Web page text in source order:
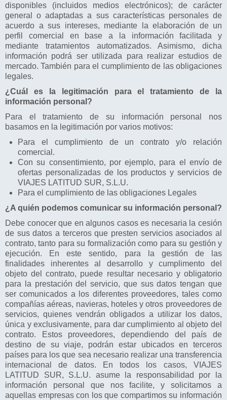
disponibles (incluidos medios electrónicos); de carácter
general o adaptadas a sus características personales de
acuerdo a sus intereses, mediante la elaboración de un
perfil comercial en base a la información facilitada y
mediante tratamientos automatizados. Asimismo, dicha
información podrá ser utilizada para realizar estudios de
mercado. También para el cumplimiento de las obligaciones
legales.
¿Cuál es la legitimación para el tratamiento de la
información personal?
Para el tratamiento de su información personal nos
basamos en la legitimación por varios motivos:
Para el cumplimiento de un contrato y/o relación
comercial.
Con su consentimiento, por ejemplo, para el envío de
ofertas personalizadas de los productos y servicios de
VIAJES LATITUD SUR, S.L.U.
Para el cumplimiento de las obligaciones Legales
¿A quién podemos comunicar su información personal?
Debe conocer que en algunos casos es necesaria la cesión
de sus datos a terceros que presten servicios asociados al
contrato, tanto para su formalización como para su gestión y
ejecución. En este sentido, para la gestión de las
finalidades inherentes al desarrollo y cumplimento del
objeto del contrato, puede resultar necesario y obligatorio
para la prestación del servicio, que sus datos tengan que
ser comunicados a los diferentes proveedores, tales como
compañías aéreas, navieras, hoteles y otros proveedores de
servicios, quienes vendrán obligados a utilizar los datos,
única y exclusivamente, para dar cumplimiento al objeto del
contrato. Estos proveedores, dependiendo del país de
destino de su viaje, podrán estar ubicados en terceros
países para los que sea necesario realizar una transferencia
internacional de datos. En todos los casos, VIAJES
LATITUD SUR, S.L.U. asume la responsabilidad por la
información personal que nos facilite, y solicitamos a
aquellas empresas con los que compartimos su información